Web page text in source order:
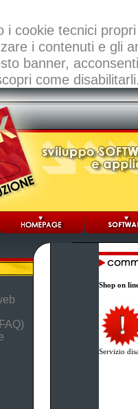
i cookie tecnici
i contenuti e gli
banner,
come
Shop on
Servizio